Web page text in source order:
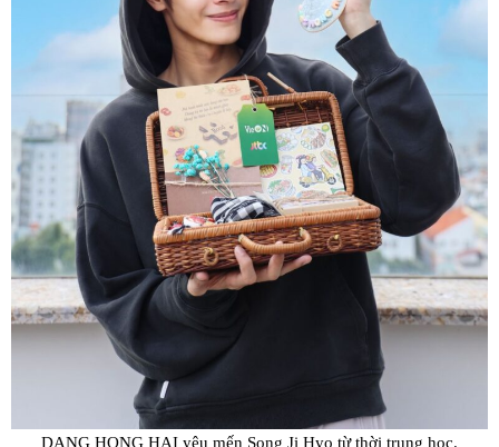
DANG HONG HAI yêu mến Song Ji Hyo từ thời trung học.